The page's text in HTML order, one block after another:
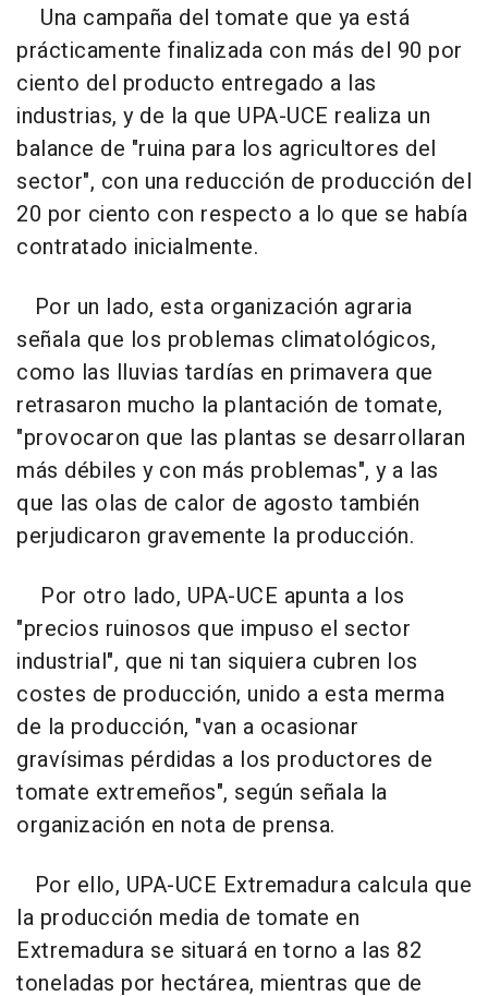
Una campaña del tomate que ya está
prácticamente finalizada con más del 90 por
ciento del producto entregado a las
industrias, y de la que UPA-UCE realiza un
balance de "ruina para los agricultores del
sector", con una reducción de producción del
20 por ciento con respecto a lo que se había
contratado inicialmente.
Por un lado, esta organización agraria
señala que los problemas climatológicos,
como las lluvias tardías en primavera que
retrasaron mucho la plantación de tomate,
"provocaron que las plantas se desarrollaran
más débiles y con más problemas", y a las
que las olas de calor de agosto también
perjudicaron gravemente la producción.
Por otro lado, UPA-UCE apunta a los
"precios ruinosos que impuso el sector
industrial", que ni tan siquiera cubren los
costes de producción, unido a esta merma
de la producción, "van a ocasionar
gravísimas pérdidas a los productores de
tomate extremeños", según señala la
organización en nota de prensa.
Por ello, UPA-UCE Extremadura calcula que
la producción media de tomate en
Extremadura se situará en torno a las 82
toneladas por hectárea, mientras que de